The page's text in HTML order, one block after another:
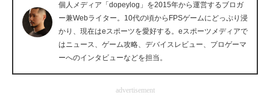
IT製品の技術・比較・事例
製造業のIT導入・活用を支援
エレクトロニクス専門サイト
個人メディア「dopeylog」を2015年から運営するブロガ
ー兼Webライター。10代の頃からFPSゲームにどっぷり浸
かり、現在はeスポーツを愛好する。eスポーツメディアで
はニュース、ゲーム攻略、デバイスレビュー、プロゲーマ
ーへのインタビューなどを担当。
advertisement